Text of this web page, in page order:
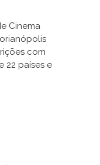
Cinema
com
22 países e